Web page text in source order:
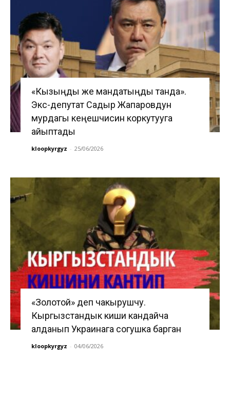
«Кызыңды же мандатыңды танда».
Экс-депутат Садыр Жапаровдун
мурдагы кеңешчисин коркутууга
айыптады
kloopkyrgyz - 25/06/2026
«Золотой» деп чакырушчу.
Кыргызстандык киши кандайча
алданып Украинага согушка барган
kloopkyrgyz - 04/06/2026